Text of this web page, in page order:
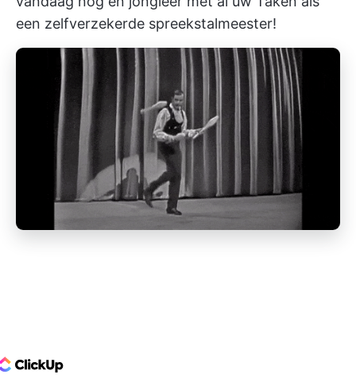
een zelfverzekerde spreekstalmeester!
Logo